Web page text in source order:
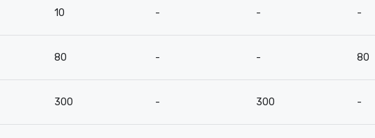
10 - - -
80 - - 80
300 - 300 -